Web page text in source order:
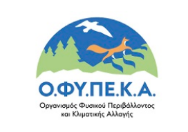
περιεχόμενο